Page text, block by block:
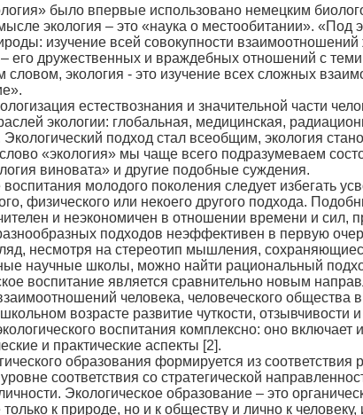
было впервые использовано немецким
экология – это «наука о местообитании».
изучение всей совокупности
его дружественных и враждебных отношений с
словом, экология - это изучение всех сложных
естествознания и значительной части
экологии: глобальная, медицинская,
Экологический подход стал всеобщим, экология
«экология» мы чаще всего подразумеваем
виновата» и другие подобные суждения.
молодого поколения следует избегать
физического или некоего другого подхода.
и неэкономичен в отношении времени и сил,
подходов неэффективен в первую
несмотря на стереотип мышления,
научные школы, можно найти рациональный
воспитание является сравнительно новым
человека, человеческого
возрасте развитие чуткости,
воспитания комплексно: оно
и практические аспекты [2].
образования формируется из
соответствия со стратегической
Экологическое образование – это
к природе, но и к обществу и лично к